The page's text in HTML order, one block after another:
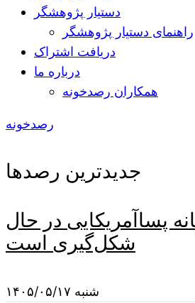
دستیار پژوهشگر
راهنمای دستیار پژوهشگر
دریافت اشتراک
درباره ما
همکاران رصدخونه
رصدخونه
جدیدترین رصدها
پساآمریکایی در حال
شکل‌گیری است
شنبه ۱۴۰۵/۰۵/۱۷